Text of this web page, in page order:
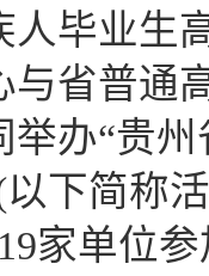
人毕业生
与省普通
举办“贵
以下简称
家单位